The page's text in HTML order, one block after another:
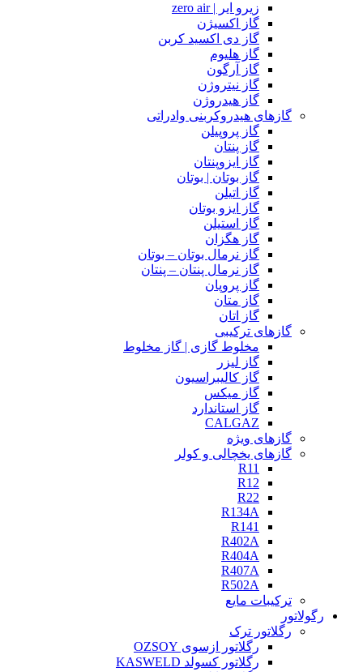
زیرو ایر | zero air
گاز اکسیژن
گاز دی اکسید کربن
گاز هلیوم
گاز آرگون
گاز نیتروژن
گاز هیدروژن
گازهای هیدروکربنی وادراتی
گاز پروپیلن
گاز پنتان
گاز ایزوپنتان
گاز بوتان | بوتان
گاز اتیلن
گاز ایزو بوتان
گاز استیلن
گاز هگزان
گاز نرمال بوتان – بوتان
گاز نرمال پنتان – پنتان
گاز پروپان
گاز متان
گاز اتان
گازهای ترکیبی
مخلوط گازی | گاز مخلوط
گاز لیزر
گاز کالیبراسیون
گاز میکس
گاز استاندارد
CALGAZ
گازهای ویژه
گازهای یخچالی و کولر
R11
R12
R22
R134A
R141
R402A
R404A
R407A
R502A
ترکیبات مایع
رگولاتور
رگلاتور ترک
رگلاتور ازسوی OZSOY
رگلاتور کسولد KASWELD